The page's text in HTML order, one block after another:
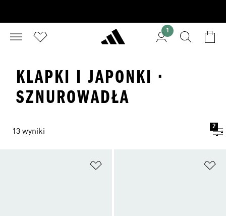
1
KLAPKI I JAPONKI ·
SZNUROWADŁA
13 wyniki
2